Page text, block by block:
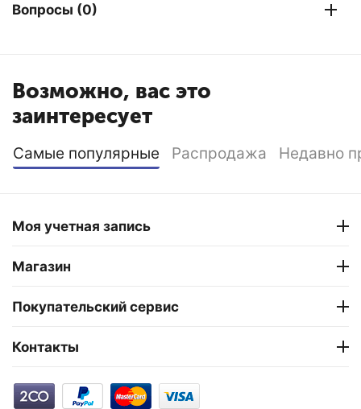
Вопросы (0)
Возможно, вас это
заинтересует
Самые популярные Распродажа Недавно
Моя учетная запись
Магазин
Покупательский сервис
Контакты